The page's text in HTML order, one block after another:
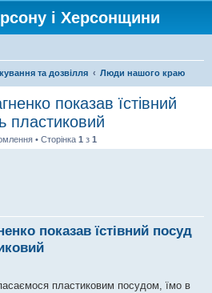
і Херсонщини
та дозвілля Люди нашого краю
показав їстівний
пластиковий
• Сторінка 1 з 1
показав їстівний посуд
пластиковим посудом, їмо в